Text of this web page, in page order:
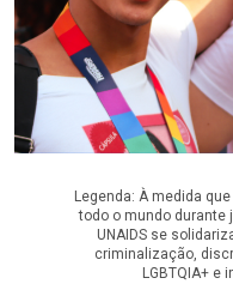
Legenda: À medida
todo o mundo durante
UNAIDS se
criminalização,
LGBTQIA+ e